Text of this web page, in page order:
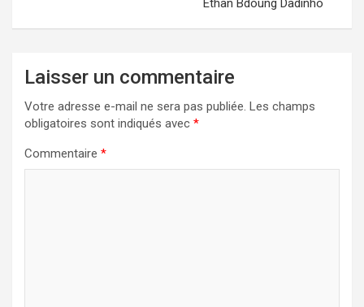
Ethan Bdoung Dadinho
Laisser un commentaire
Votre adresse e-mail ne sera pas publiée. Les champs
obligatoires sont indiqués avec *
Commentaire *